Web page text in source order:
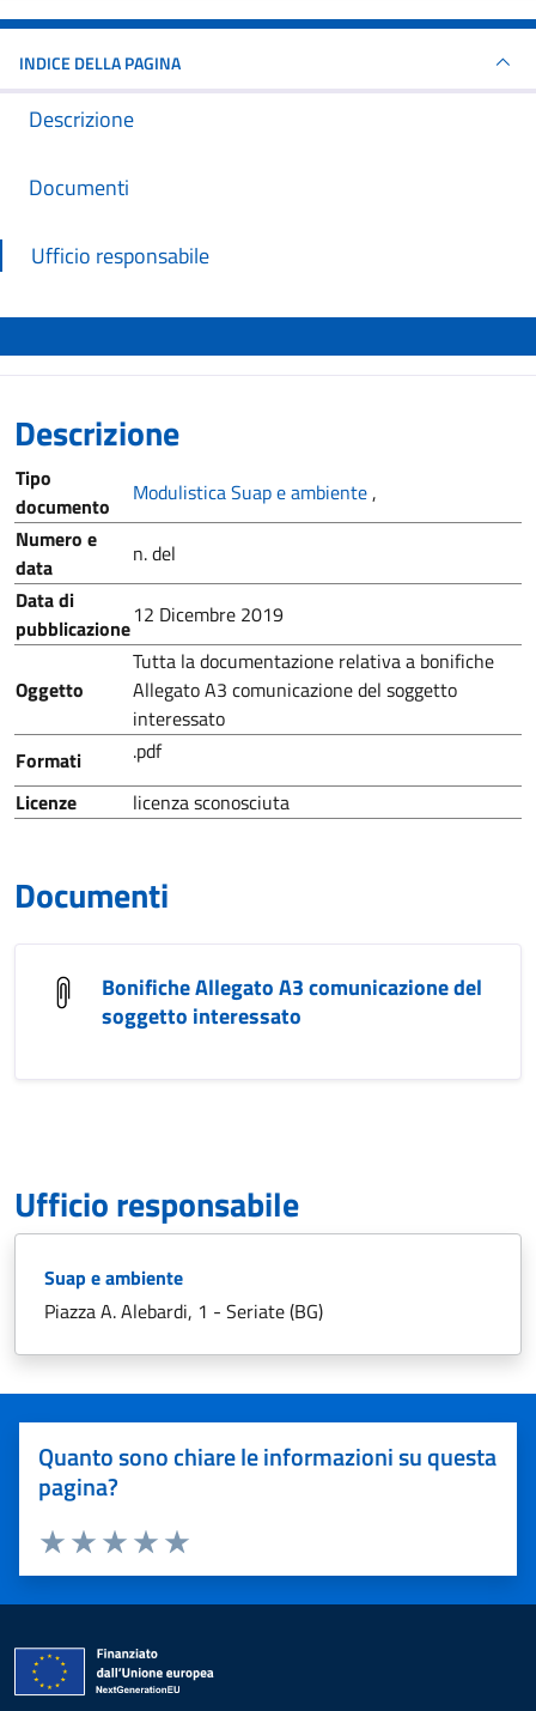
INDICE DELLA PAGINA
Descrizione
Documenti
Ufficio responsabile
Descrizione
Tipo
documento
Modulistica Suap e ambiente,
Numero e
data
n. del
Data di
pubblicazione12 Dicembre 2019
Oggetto
Tutta la documentazione relativa a bonifiche
Allegato A3 comunicazione del soggetto
interessato
Formati
.pdf
Licenze
licenza sconosciuta
Documenti
Bonifiche Allegato A3 comunicazione del
soggetto interessato
Ufficio responsabile
Suap e ambiente
Piazza A. Alebardi, 1 - Seriate (BG)
Quanto sono chiare le informazioni su questa
pagina?
Valuta 5 stelle su 5
Valuta 4 stelle su 5
Valuta 3 stelle su 5
Valuta 2 stelle su 5
Valuta 1 stelle su 5